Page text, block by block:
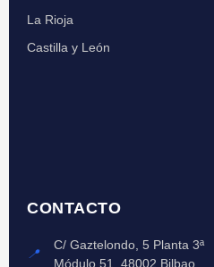
La Rioja
Castilla y León
CONTACTO
📍
C/ Gaztelondo, 5 Planta 3ª
Módulo 51, 48002 Bilbao